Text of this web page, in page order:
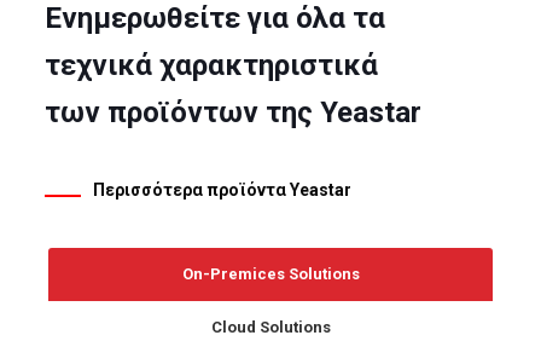
Ενημερωθείτε για όλα τα
τεχνικά χαρακτηριστικά
των προϊόντων της Yeastar
Περισσότερα προϊόντα Yeastar
On-Premices Solutions
Cloud Solutions